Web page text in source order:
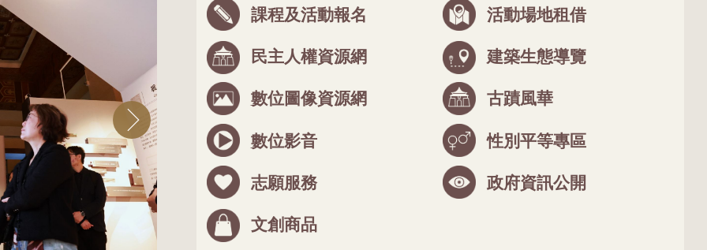
課程及活動報名 活動場地租借
民主人權資源網 建築生態導覽
數位圖像資源網 古蹟風華
數位影音 性別平等專區
志願服務 政府資訊公開
文創商品